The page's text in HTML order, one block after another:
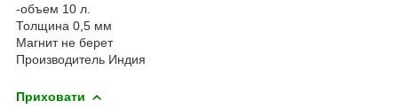
-объем 10 л.
Толщина 0,5 мм
Магнит не берет
Производитель Индия
Приховати